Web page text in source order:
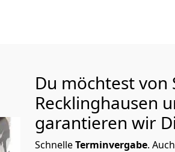
Du möchtest
Recklinghausen
garantieren wir
SchnelleTerminvergabe.